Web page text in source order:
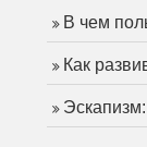
В чем
Как
Эскапизм: